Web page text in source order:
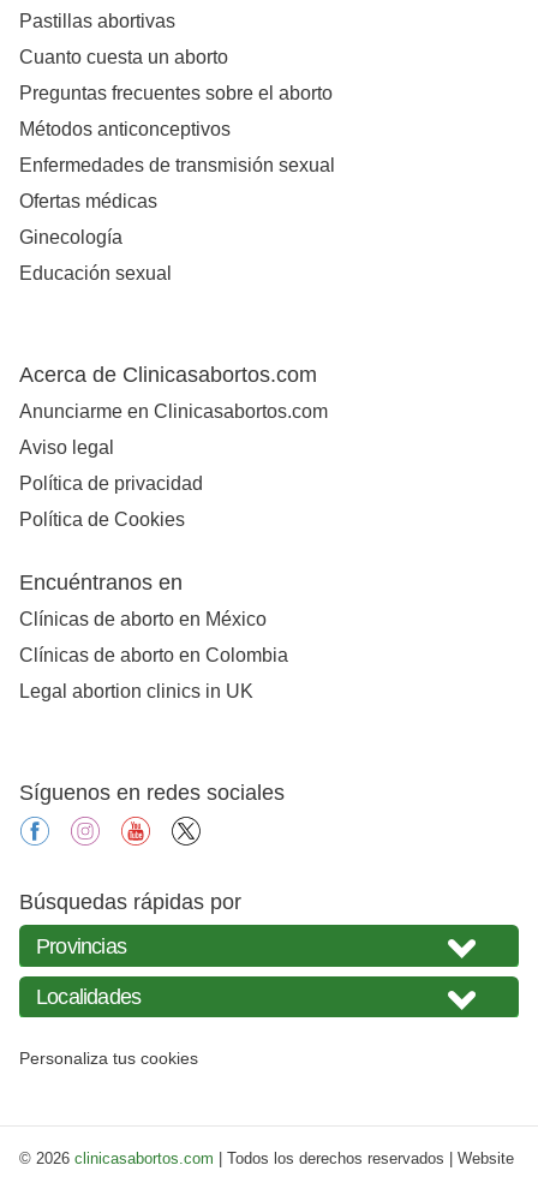
Pastillas abortivas
Cuanto cuesta un aborto
Preguntas frecuentes sobre el aborto
Métodos anticonceptivos
Enfermedades de transmisión sexual
Ofertas médicas
Ginecología
Educación sexual
Acerca de Clinicasabortos.com
Anunciarme en Clinicasabortos.com
Aviso legal
Política de privacidad
Política de Cookies
Encuéntranos en
Clínicas de aborto en México
Clínicas de aborto en Colombia
Legal abortion clinics in UK
Síguenos en redes sociales
facebookinstagramyoutube
Búsquedas rápidas por
Personaliza tus cookies
© 2026 clinicasabortos.com | Todos los derechos reservados | Website